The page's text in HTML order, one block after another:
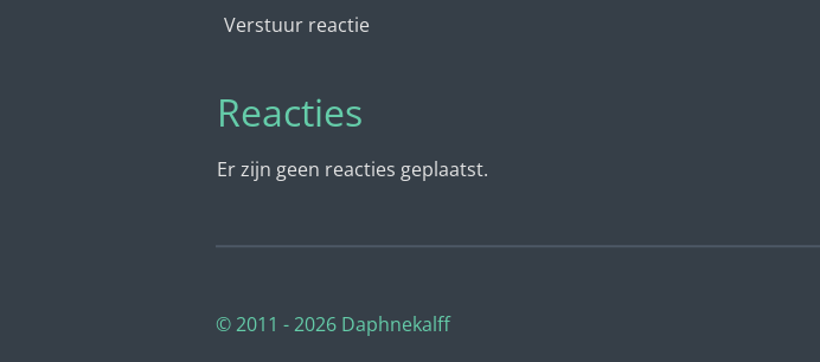
Verstuur reactie
Reacties
Er zijn geen reacties geplaatst.
© 2011 - 2026 Daphnekalff